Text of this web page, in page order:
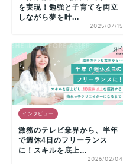
を実現！勉強と子育てを両立
しながら夢を叶...
2025/07/15
インタビュー
激務のテレビ業界から、半年
で週休4日のフリーランス
に！スキルを底上...
2026/02/04